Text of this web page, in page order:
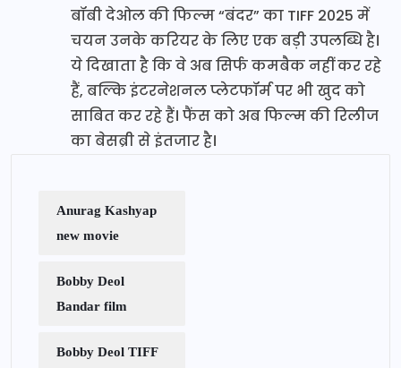
बॉबी देओल की फिल्म “बंदर” का TIFF 2025 में
चयन उनके करियर के लिए एक बड़ी उपलब्धि है।
ये दिखाता है कि वे अब सिर्फ कमबैक नहीं कर रहे
हैं, बल्कि इंटरनेशनल प्लेटफॉर्म पर भी खुद को
साबित कर रहे हैं। फैंस को अब फिल्म की रिलीज
का बेसब्री से इंतजार है।
Anurag Kashyap
new movie
Bobby Deol
Bandar film
Bobby Deol TIFF